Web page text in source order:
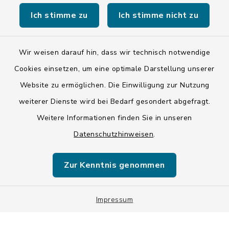
Ich stimme zu Ich stimme nicht zu
Wir weisen darauf hin, dass wir technisch notwendige
Cookies einsetzen, um eine optimale Darstellung unserer
Website zu ermöglichen. Die Einwilligung zur Nutzung
weiterer Dienste wird bei Bedarf gesondert abgefragt.
Weitere Informationen finden Sie in unseren
Datenschutzhinweisen.
Zur Kenntnis genommen
Impressum
Kontakt
Datenschutz
Sitemap